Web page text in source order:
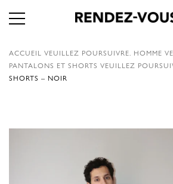
ACCUEIL VEUILLEZ POURSUIVRE. HOMME
PANTALONS ET SHORTS VEUILLEZ
SHORTS – NOIR